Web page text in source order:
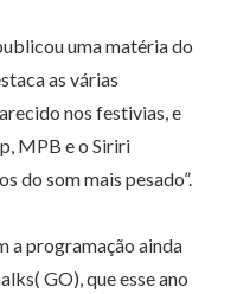
uma matéria do
as várias
nos festivias, e
MPB e o Siriri
do som mais pesado”.
a programação ainda
GO), que esse ano